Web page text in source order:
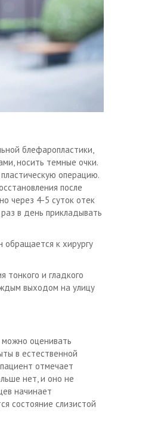
блефаропластики,
носить темные очки.
операцию.
после
через 4-5 суток отек
в день прикладывать
к хирургу
тонкого и гладкого
выходом на улицу
оценивать
в естественной
отмечает
нет, и оно не
начинает
состояние слизистой